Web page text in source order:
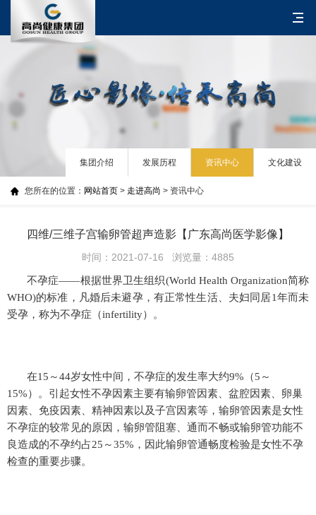
您所在的位置： 网站首页 > 走进高尚 > 资讯中心
集团介绍 发展历程 资讯中心 文化建设
四维/三维子宫输卵管超声造影【广东高尚医学影像】
时间：2021-07-16 浏览量：4885
不孕症——根据世界卫生组织(World Health Organization简称
WHO)的标准，凡婚后未避孕，有正常性生活、夫妇同居1年而未
受孕，称为不孕症（infertility）。
在15～44岁女性中间，不孕症的发生率大约9%（5～
15%）。引起女性不孕因素主要有输卵管因素、盆腔因素、卵巢
因素、免疫因素、精神因素以及子宫因素等，输卵管因素是女性
不孕症的较常见的原因，输卵管阻塞、通而不畅或输卵管功能不
良造成的不孕约占25～35%，因此输卵管通畅度检验是女性不孕
检查的重要步骤。